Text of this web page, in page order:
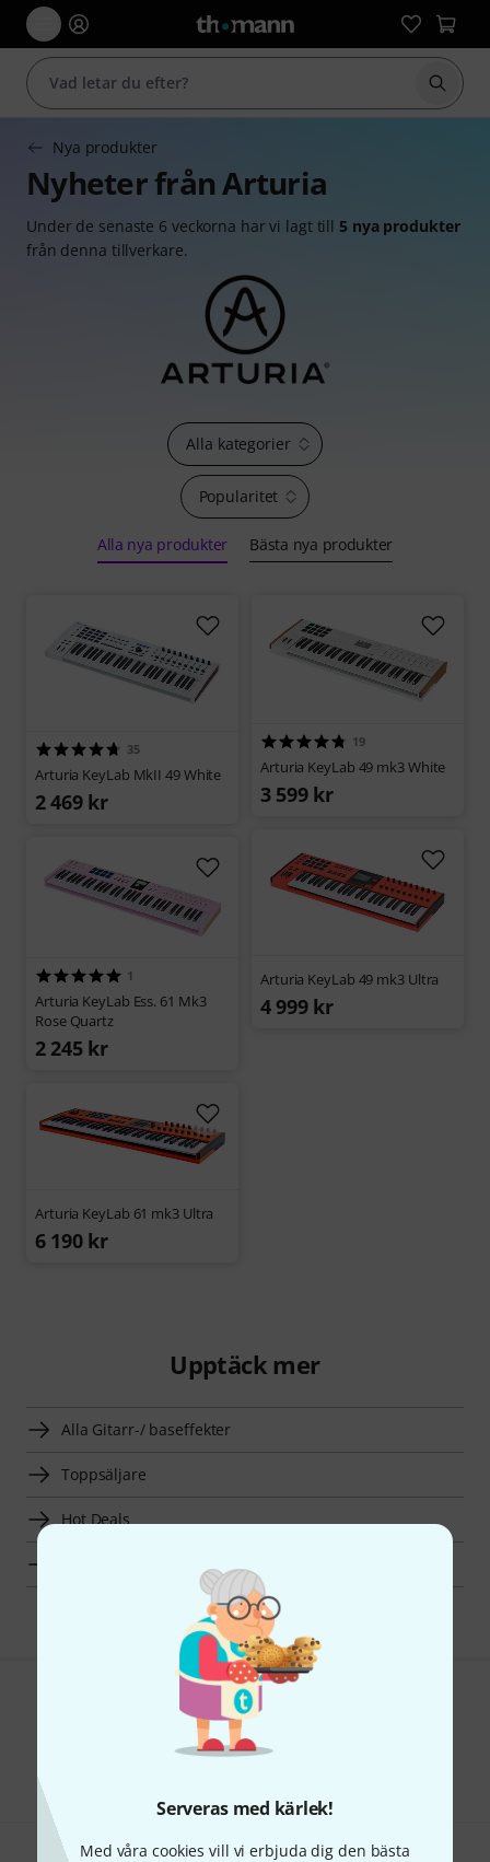
Serveras med kärlek!
Med våra cookies vill vi erbjuda dig den bästa
Börja
Nya produkter
Nyheter från Arturia
Under de senaste 6 veckorna har vi lagt till 5 nya produkter
från denna tillverkare.
Popularitet
Alla kategorier
Alla nya produkter Bästa nya produkter
35
Arturia KeyLab MkII 49 White
2 469 kr
19
Arturia KeyLab 49 mk3 White
3 599 kr
1
Arturia KeyLab Ess. 61 Mk3
Rose Quartz
2 245 kr
Arturia KeyLab 49 mk3 Ultra
4 999 kr
Arturia KeyLab 61 mk3 Ultra
6 190 kr
Upptäck mer
Alla Gitarr-/ baseffekter
Toppsäljare
Hot Deals
Gillar du vad du ser?
Dela Hjälp & Feedback